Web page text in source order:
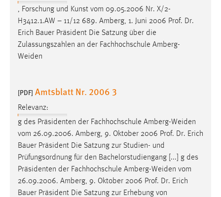
, Forschung und Kunst vom 09.05.2006 Nr. X/2-
H3412.1.AW – 11/12 689. Amberg, 1. Juni 2006 Prof. Dr.
Erich Bauer Präsident Die Satzung über die
Zulassungszahlen an der Fachhochschule Amberg-
Weiden
[PDF] Amtsblatt Nr. 2006 3
Relevanz:
g des Präsidenten der Fachhochschule Amberg-Weiden
vom 26.09.2006. Amberg, 9. Oktober 2006 Prof. Dr. Erich
Bauer Präsident Die Satzung zur Studien- und
Prüfungsordnung für den Bachelorstudiengang [...] g des
Präsidenten der Fachhochschule Amberg-Weiden vom
26.09.2006. Amberg, 9. Oktober 2006 Prof. Dr. Erich
Bauer Präsident Die Satzung zur Erhebung von